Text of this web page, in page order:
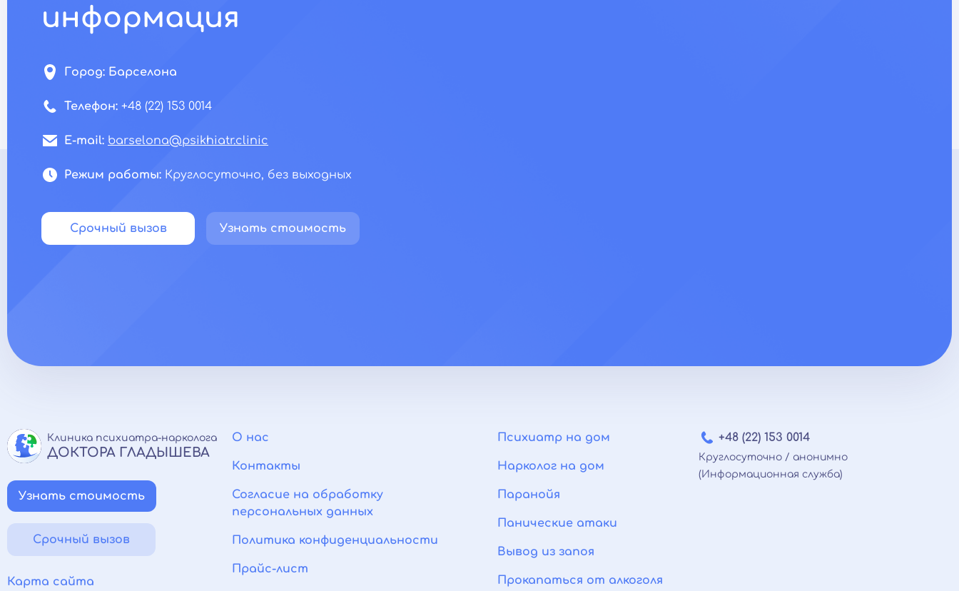
информация
Город: Барселона
Телефон: +48 (22) 153 0014
E-mail: barselona@psikhiatr.clinic
Режим работы: Круглосуточно, без выходных
Срочный вызов Узнать стоимость
Клиника психиатра-нарколога
ДОКТОРА ГЛАДЫШЕВА
Узнать стоимость
Срочный вызов
Карта сайта
О нас
Контакты
Согласие на обработку
персональных данных
Политика конфиденциальности
Прайс-лист
Психиатр на дом
Нарколог на дом
Паранойя
Панические атаки
Вывод из запоя
Прокапаться от алкоголя
+48 (22) 153 0014
Круглосуточно / анонимно
(Информационная служба)